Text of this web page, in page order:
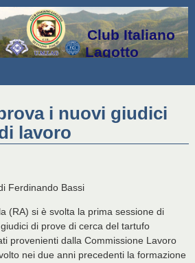
Club Italiano
Lagotto
i nuovi giudici
lavoro
Ferdinando Bassi
(RA) si è svolta la prima sessione di
di prove di cerca del tartufo
provenienti dalla Commissione Lavoro
nei due anni precedenti la formazione